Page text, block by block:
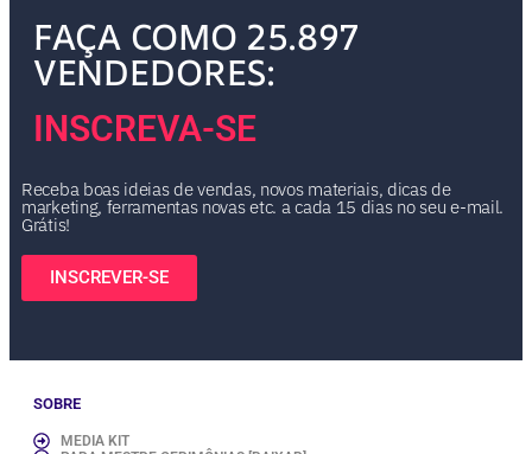
FAÇA COMO 25.897
VENDEDORES:
INSCREVA-SE
Receba boas ideias de vendas, novos materiais, dicas de
marketing, ferramentas novas etc. a cada 15 dias no seu e-mail.
Grátis!
INSCREVER-SE
SOBRE
MEDIA KIT